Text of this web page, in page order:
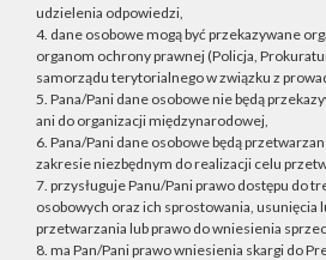
udzielenia odpowiedzi,
4. dane osobowe mogą być przekazywane
organom ochrony prawnej (Policja,
samorządu terytorialnego w związku z
5. Pana/Pani dane osobowe nie będą
ani do organizacji międzynarodowej,
6. Pana/Pani dane osobowe będą
zakresie niezbędnym do realizacji celu
7. przysługuje Panu/Pani prawo dostępu do
osobowych oraz ich sprostowania, usunięcia
przetwarzania lub prawo do wniesienia
8. ma Pan/Pani prawo wniesienia skargi do